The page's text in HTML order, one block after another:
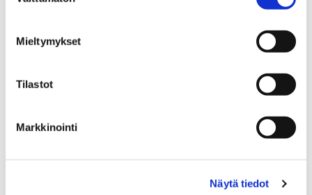
Mieltymykset
Tilastot
Markkinointi
Näytä tie­dot
uunin lie­den ja pel­tien puh­dis­ta­mis­ta (liesi tulee
jää­kaa­pin ja pa­kas­ti­men su­lat­ta­mis­ta ja puh­dis­
ta­mis­ta
kaap­pien, hyl­ly­jen ja laa­ti­kos­to­jen pyyh­ki­mis­tä
lat­tioi­den pyyh­ki­mis­tä kos­teal­la ja ros­kien vien­